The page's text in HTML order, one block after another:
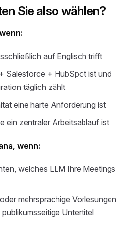
Sie also wählen?
auf Englisch trifft
Salesforce + HubSpot ist und
täglich zählt
eine harte Anforderung ist
ein zentraler Arbeitsablauf ist
wenn:
welches LLM Ihre Meetings
mehrsprachige Vorlesungen
Untertitel